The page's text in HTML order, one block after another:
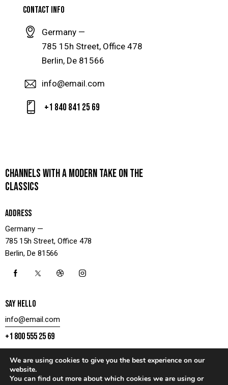
CONTACT INFO
Germany —
785 15h Street, Office 478
Berlin, De 81566
info@email.com
+1 840 841 25 69
CHANNELS WITH A MODERN TAKE ON THE
CLASSICS
ADDRESS
Germany —
785 15h Street, Office 478
Berlin, De 81566
SAY HELLO
info@email.com
+1 800 555 25 69
We are using cookies to give you the best experience on our
website.
You can find out more about which cookies we are using or